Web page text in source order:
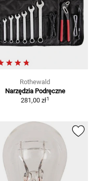
Rothewald
Narzędzia Podręczne
281,00 zł1